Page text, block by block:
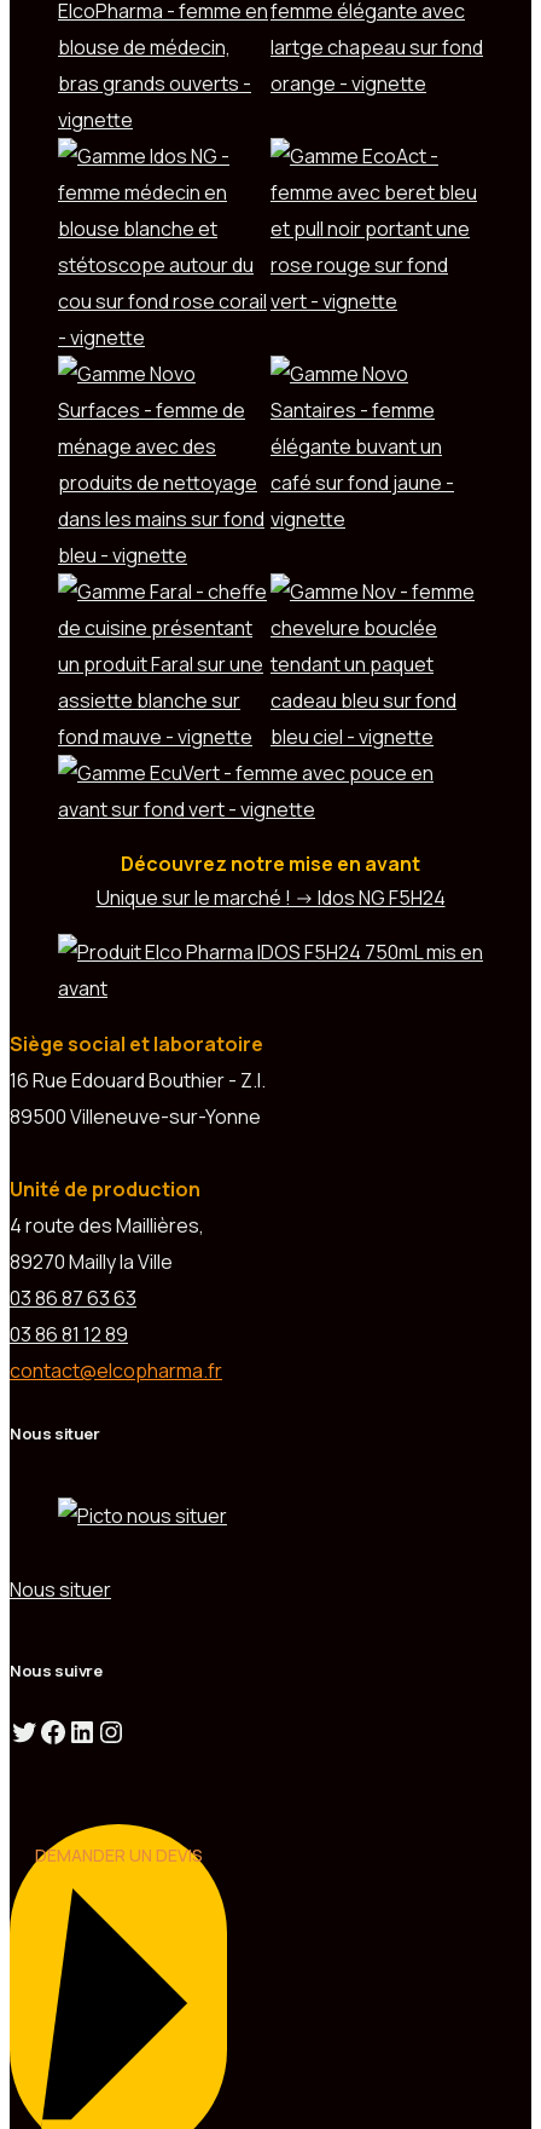
Découvrez notre mise en avant
Unique sur le marché ! -> Idos NG F5H24
Siège social et laboratoire
16 Rue Edouard Bouthier - Z.I.
89500 Villeneuve-sur-Yonne
Unité de production
4 route des Maillières,
89270 Mailly la Ville
03 86 87 63 63
03 86 81 12 89
contact@elcopharma.fr
Nous situer
Nous situer
Nous suivre
DEMANDER UN DEVIS